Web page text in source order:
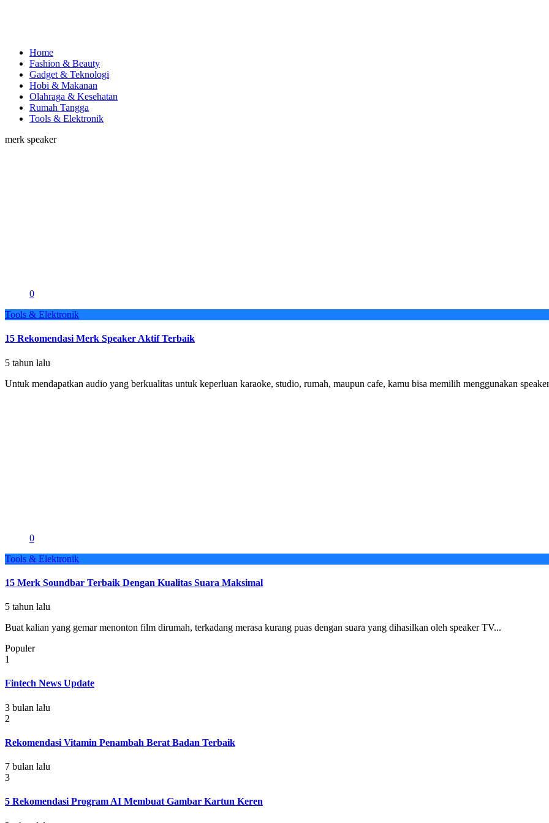
Home
Fashion & Beauty
Gadget & Teknologi
Hobi & Makanan
Olahraga & Kesehatan
Rumah Tangga
Tools & Elektronik
merk speaker
0
Tools & Elektronik
15 Rekomendasi Merk Speaker Aktif Terbaik
5 tahun lalu
Untuk mendapatkan audio yang berkualitas untuk keperluan karaoke, studio, rumah, maupun cafe, kamu bisa memilih menggunakan
0
Tools & Elektronik
15 Merk Soundbar Terbaik Dengan Kualitas Suara Maksimal
5 tahun lalu
Buat kalian yang gemar menonton film dirumah, terkadang merasa kurang puas dengan suara yang dihasilkan oleh speaker TV...
Populer
1
Fintech News Update
3 bulan lalu
2
Rekomendasi Vitamin Penambah Berat Badan Terbaik
7 bulan lalu
3
5 Rekomendasi Program AI Membuat Gambar Kartun Keren